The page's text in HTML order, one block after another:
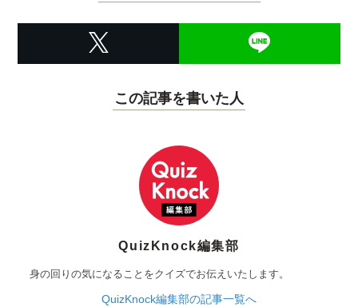
この記事を書いた人
QuizKnock編集部
身の回りの気になることをクイズでお伝えいたします。
QuizKnock編集部の記事一覧へ